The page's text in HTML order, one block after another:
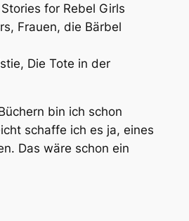
for Rebel Girls
Frauen, die Bärbel
Die Tote in der
bin ich schon
schaffe ich es ja, eines
Das wäre schon ein